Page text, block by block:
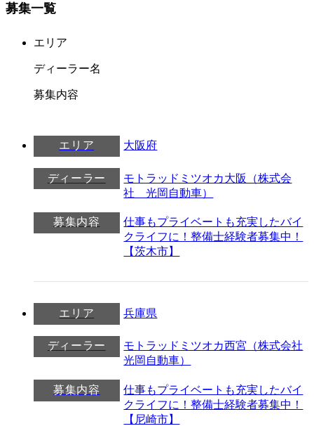
募集一覧
エリア
ディーラー名
募集内容
エリア 大阪府
ディーラー
モトラッドミツオカ大阪（株式会
社 光岡自動車）
募集内容
仕事もプライベートも充実したバイ
クライフに！整備士経験者募集中！
【茨木市】
エリア 兵庫県
ディーラー
モトラッドミツオカ西宮（株式会社
光岡自動車）
募集内容
仕事もプライベートも充実したバイ
クライフに！整備士経験者募集中！
【尼崎市】